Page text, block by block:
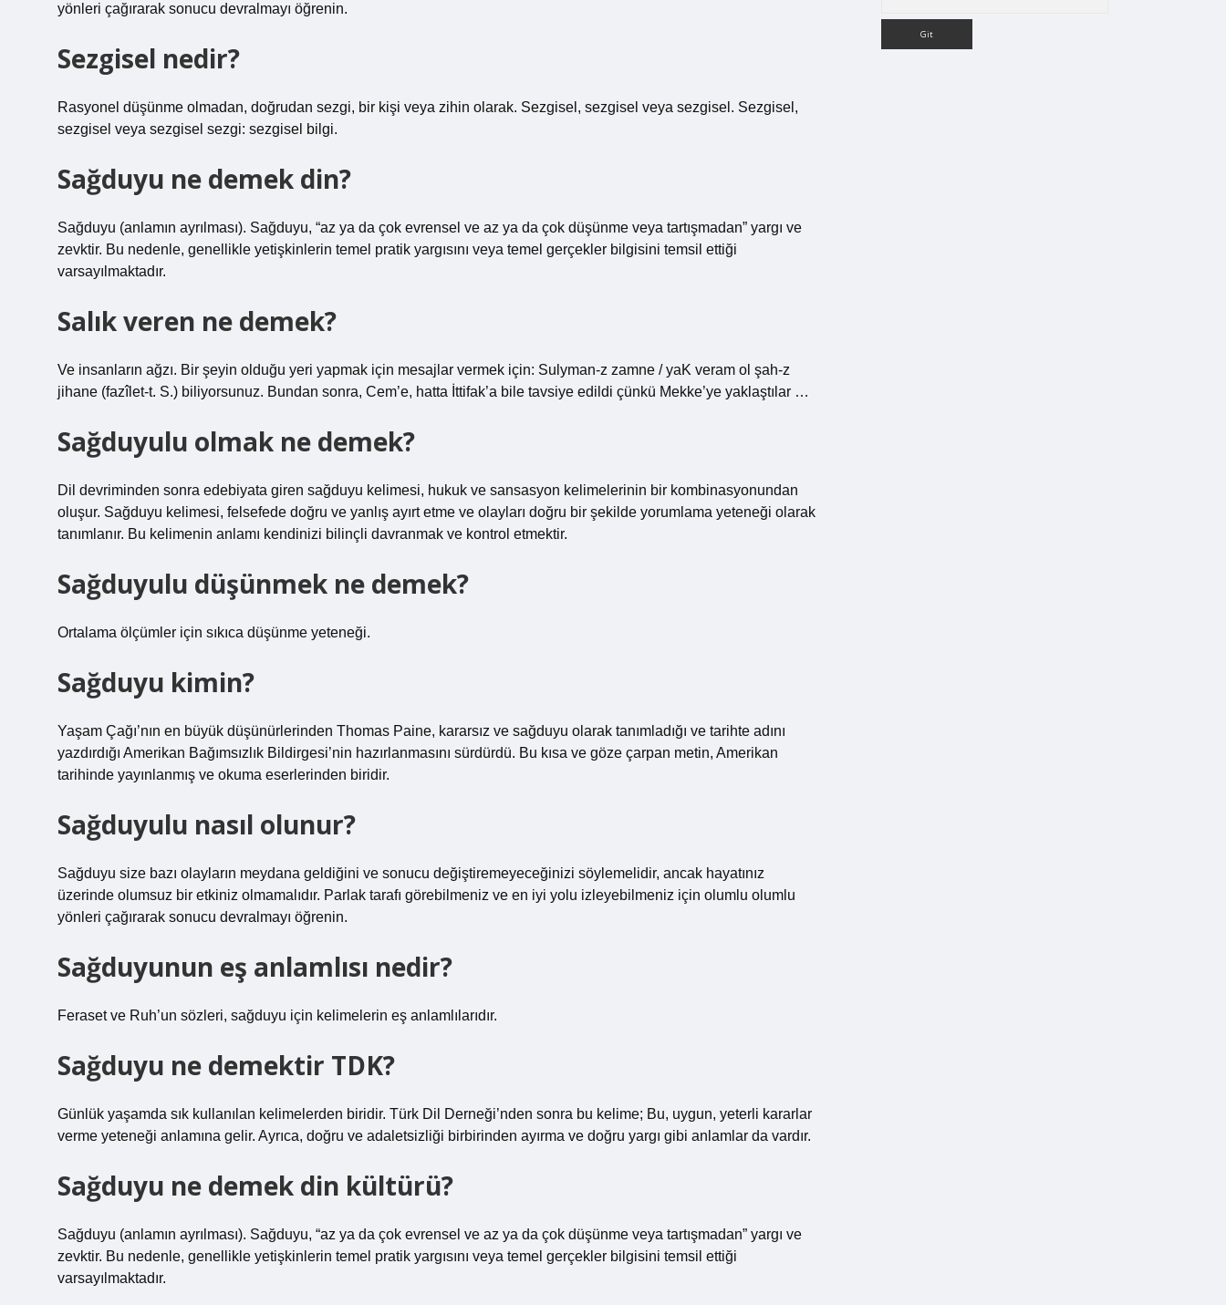
yönleri çağırarak sonucu devralmayı öğrenin.
Sezgisel nedir?
Rasyonel düşünme olmadan, doğrudan sezgi, bir kişi veya zihin olarak. Sezgisel, sezgisel veya sezgisel. Sezgisel,
sezgisel veya sezgisel sezgi: sezgisel bilgi.
Sağduyu ne demek din?
Sağduyu (anlamın ayrılması). Sağduyu, “az ya da çok evrensel ve az ya da çok düşünme veya tartışmadan” yargı ve
zevktir. Bu nedenle, genellikle yetişkinlerin temel pratik yargısını veya temel gerçekler bilgisini temsil ettiği
varsayılmaktadır.
Salık veren ne demek?
Ve insanların ağzı. Bir şeyin olduğu yeri yapmak için mesajlar vermek için: Sulyman-z zamne / yaK veram ol şah-z
jihane (fazîlet-t. S.) biliyorsunuz. Bundan sonra, Cem’e, hatta İttifak’a bile tavsiye edildi çünkü Mekke’ye yaklaştılar …
Sağduyulu olmak ne demek?
Dil devriminden sonra edebiyata giren sağduyu kelimesi, hukuk ve sansasyon kelimelerinin bir kombinasyonundan
oluşur. Sağduyu kelimesi, felsefede doğru ve yanlış ayırt etme ve olayları doğru bir şekilde yorumlama yeteneği olarak
tanımlanır. Bu kelimenin anlamı kendinizi bilinçli davranmak ve kontrol etmektir.
Sağduyulu düşünmek ne demek?
Ortalama ölçümler için sıkıca düşünme yeteneği.
Sağduyu kimin?
Yaşam Çağı’nın en büyük düşünürlerinden Thomas Paine, kararsız ve sağduyu olarak tanımladığı ve tarihte adını
yazdırdığı Amerikan Bağımsızlık Bildirgesi’nin hazırlanmasını sürdürdü. Bu kısa ve göze çarpan metin, Amerikan
tarihinde yayınlanmış ve okuma eserlerinden biridir.
Sağduyulu nasıl olunur?
Sağduyu size bazı olayların meydana geldiğini ve sonucu değiştiremeyeceğinizi söylemelidir, ancak hayatınız
üzerinde olumsuz bir etkiniz olmamalıdır. Parlak tarafı görebilmeniz ve en iyi yolu izleyebilmeniz için olumlu olumlu
yönleri çağırarak sonucu devralmayı öğrenin.
Sağduyunun eş anlamlısı nedir?
Feraset ve Ruh’un sözleri, sağduyu için kelimelerin eş anlamlılarıdır.
Sağduyu ne demektir TDK?
Günlük yaşamda sık kullanılan kelimelerden biridir. Türk Dil Derneği’nden sonra bu kelime; Bu, uygun, yeterli kararlar
verme yeteneği anlamına gelir. Ayrıca, doğru ve adaletsizliği birbirinden ayırma ve doğru yargı gibi anlamlar da vardır.
Sağduyu ne demek din kültürü?
Sağduyu (anlamın ayrılması). Sağduyu, “az ya da çok evrensel ve az ya da çok düşünme veya tartışmadan” yargı ve
zevktir. Bu nedenle, genellikle yetişkinlerin temel pratik yargısını veya temel gerçekler bilgisini temsil ettiği
varsayılmaktadır.